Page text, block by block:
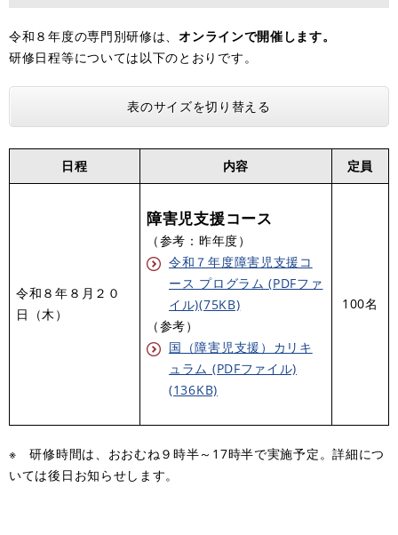
令和８年度の専門別研修は、オンラインで開催します。
研修日程等については以下のとおりです。
表のサイズを切り替える
日程 内容 定員
令和８年８月２０
日（木）
障害児支援コース
（参考：昨年度）
令和７年度障害児支援コ
ース プログラム (PDFファ
イル)(75KB)
（参考）
国（障害児支援）カリキ
ュラム (PDFファイル)
(136KB)
100名
※ 研修時間は、おおむね９時半～17時半で実施予定。詳細につ
いては後日お知らせします。